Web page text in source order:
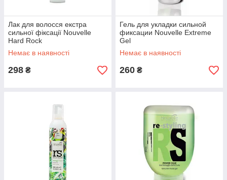
Лак для волосся екстра
сильної фіксації Nouvelle
Hard Rock
Немає в наявності
298 ₴
Гель для укладки сильной
фиксации Nouvelle Extreme
Gel
Немає в наявності
260 ₴